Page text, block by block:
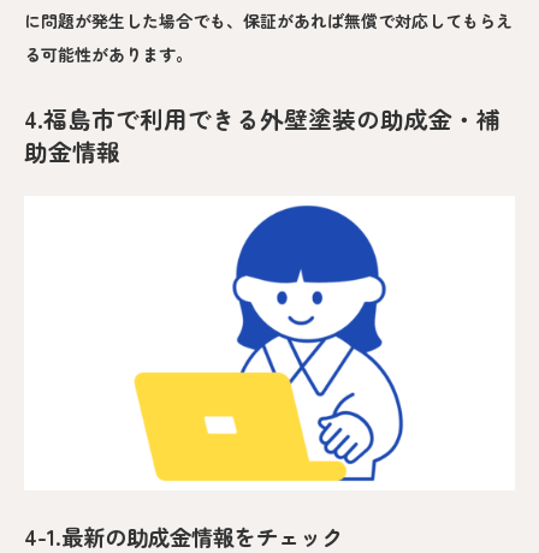
に問題が発生した場合でも、保証があれば無償で対応してもらえ
る可能性があります。
4.福島市で利用できる外壁塗装の助成金・補
助金情報
4-1.最新の助成金情報をチェック